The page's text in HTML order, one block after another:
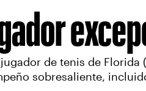
de tenis de
sobresaliente,